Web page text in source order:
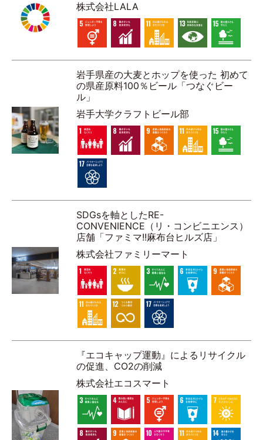
株式会社LALA
岩手県産の大麦とホップを使った 初めて
の県産原料100％ビール「つなぐビー
ル」
岩手大学クラフトビール部
SDGsを軸としたRE-
CONVENIENCE（リ・コンビニエンス）
店舗「ファミマ!!麻布台ヒルズ店」
株式会社ファミリーマート
『エコキャップ運動』によるリサイクル
の促進、CO2の削減
株式会社エコスマート